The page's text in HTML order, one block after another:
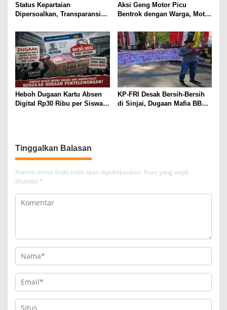
Status Kepartaian
Dipersoalkan, Transparansi
Jadi Sorotan
Aksi Geng Motor Picu
Bentrok dengan Warga, Motor
Heboh Dugaan Kartu Absen
Digital Rp30 Ribu per Siswa,
KP-FRI Desak Bersih-Bersih
di Sinjai, Dugaan Mafia BBM
Tinggalkan Balasan
Alamat email Anda tidak akan dipublikasikan. Ruas yang wajib
ditandai *